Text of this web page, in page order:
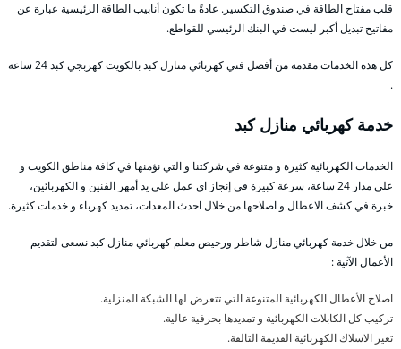
قلب مفتاح الطاقة في صندوق التكسير. عادةً ما تكون أنابيب الطاقة الرئيسية عبارة عن
مفاتيح تبديل أكبر ليست في البنك الرئيسي للقواطع.
كل هذه الخدمات مقدمة من أفضل فني كهربائي منازل كبد بالكويت كهربجي كبد 24 ساعة
.
خدمة كهربائي منازل كبد
الخدمات الكهربائية كثيرة و متنوعة في شركتنا و التي نؤمنها في كافة مناطق الكويت و
على مدار 24 ساعة، سرعة كبيرة في إنجاز اي عمل على يد أمهر الفنين و الكهربائين،
خبرة في كشف الاعطال و اصلاحها من خلال احدث المعدات، تمديد كهرباء و خدمات كثيرة.
من خلال خدمة كهربائي منازل شاطر ورخيص معلم كهربائي منازل كبد نسعى لتقديم
الأعمال الآتية :
اصلاح الأعطال الكهربائية المتنوعة التي تتعرض لها الشبكة المنزلية.
تركيب كل الكابلات الكهربائية و تمديدها بحرفية عالية.
تغير الاسلاك الكهربائية القديمة التالفة.